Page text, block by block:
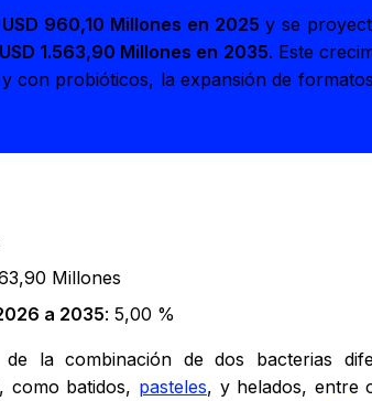
USD 960,10 Millones en 2025 y se
USD 1.563,90 Millones en 2035. Este
con probióticos, la expansión de
Millones
a 2035: 5,00 %
la combinación de dos bacterias
como batidos, pasteles, y helados, entre